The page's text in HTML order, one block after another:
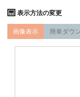
表示方法の変更
画像表示 簡単ダウ